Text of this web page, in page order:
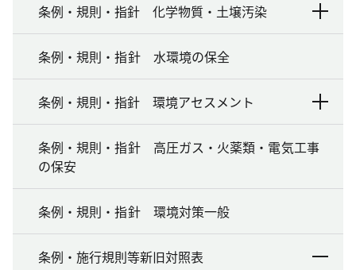
条例・規則・指針 化学物質・土壌汚染
条例・規則・指針 水環境の保全
条例・規則・指針 環境アセスメント
条例・規則・指針 高圧ガス・火薬類・電気工事
の保安
条例・規則・指針 環境対策一般
条例・施行規則等新旧対照表